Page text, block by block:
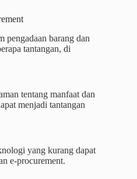
pengadaan barang dan
tantangan, di
tentang manfaat dan
menjadi tantangan
yang kurang dapat
e-procurement.